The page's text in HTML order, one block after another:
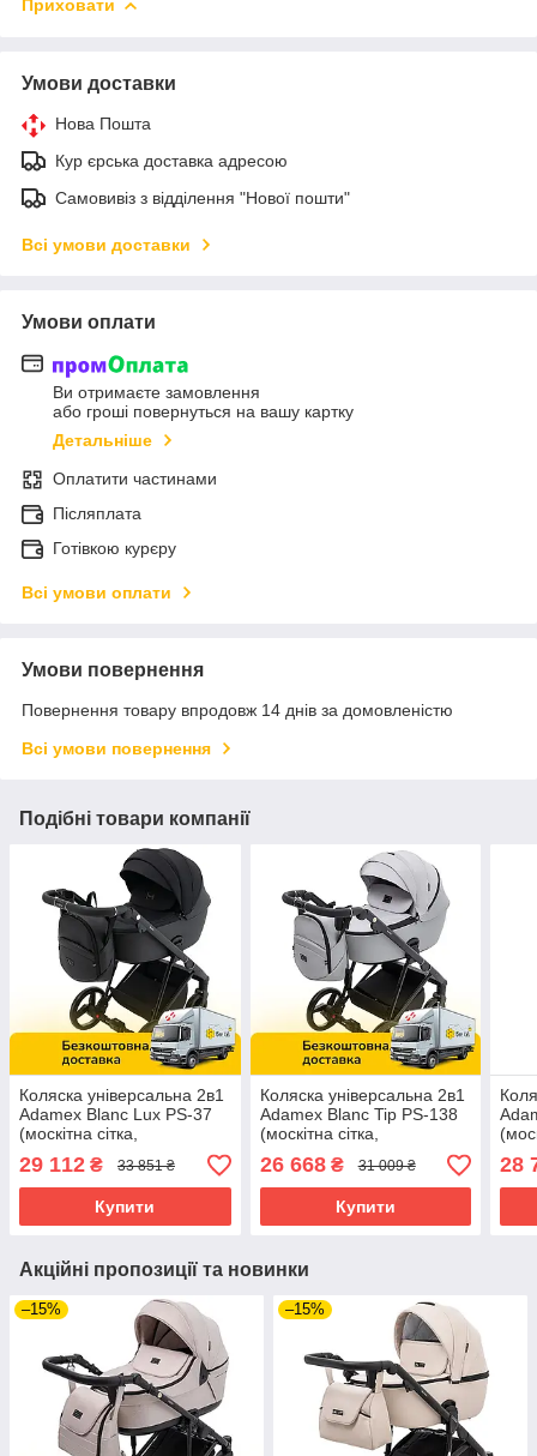
Приховати
Умови доставки
Нова Пошта
Кур єрська доставка адресою
Самовивіз з відділення "Нової пошти"
Всі умови доставки
Умови оплати
Ви отримаєте замовлення
або гроші повернуться на вашу картку
Детальніше
Оплатити частинами
Післяплата
Готівкою курєру
Всі умови оплати
Умови повернення
Повернення товару впродовж 14 днів за домовленістю
Всі умови повернення
Подібні товари компанії
Коляска універсальна 2в1
Adamex Blanc Lux PS-37
(москітна сітка,
дощовик) Чорна
29 112 ₴ 33 851 ₴
Купити
Коляска універсальна 2в1
Adamex Blanc Tip PS-138
(москітна сітка,
дощовик) Сіра
26 668₴ 31 009 ₴
Купити
28
Акційні пропозиції та новинки
–15% –15%